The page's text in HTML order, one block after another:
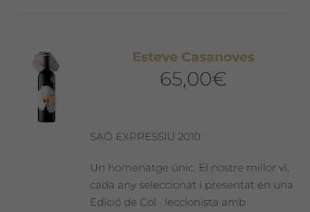
Esteve Casanoves
65,00€
SAÓ EXPRESSIU 2010
Un homenatge únic. El nostre millor vi,
cada any seleccionat i presentat en una
Edició de Col · leccionista amb